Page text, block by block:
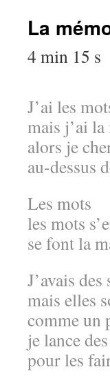
La
4 min 15 s
J’ai les
mais j’ai
alors je
au-dessus
Les
les mots
se font la
J’avais
mais elles
comme un
je lance
pour les